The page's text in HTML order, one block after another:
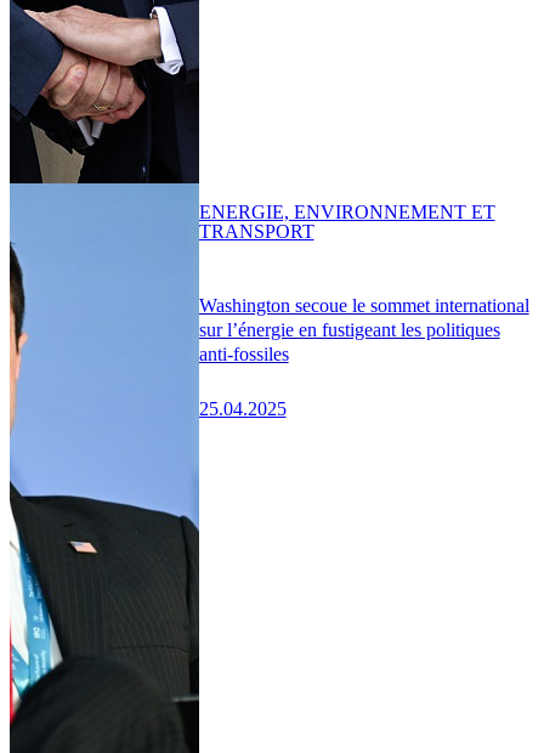
Washington secoue le sommet international
sur l’énergie en fustigeant les politiques
anti-fossiles
25.04.2025
ENERGIE, ENVIRONNEMENT ET
TRANSPORT